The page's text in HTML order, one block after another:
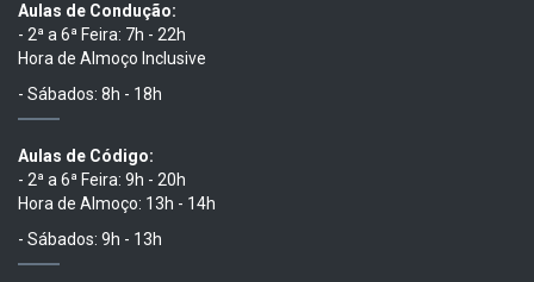
Aulas de Condução:
- 2ª a 6ª Feira: 7h - 22h
Hora de Almoço Inclusive
- Sábados: 8h - 18h
Aulas de Código:
- 2ª a 6ª Feira: 9h - 20h
Hora de Almoço: 13h - 14h
- Sábados: 9h - 13h